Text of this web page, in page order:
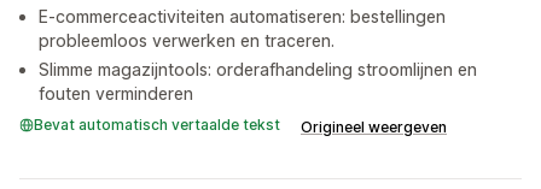
E-commerceactiviteiten automatiseren: bestellingen
probleemloos verwerken en traceren.
Slimme magazijntools: orderafhandeling stroomlijnen en
fouten verminderen
Bevat automatisch vertaalde tekst Origineel weergeven